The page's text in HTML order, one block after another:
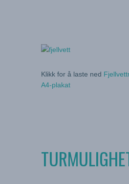
Klikk for å laste ned
A4-plakat